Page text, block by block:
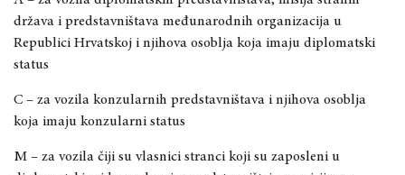
država i predstavništava međunarodnih organizacija u
Republici Hrvatskoj i njihova osoblja koja imaju diplomatski
status
C – za vozila konzularnih predstavništava i njihova osoblja
koja imaju konzularni status
M – za vozila čiji su vlasnici stranci koji su zaposleni u